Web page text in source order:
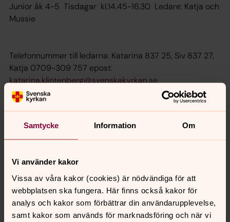
Samtycke Information Om
Vi använder kakor
Vissa av våra kakor (cookies) är nödvändiga för att
webbplatsen ska fungera. Här finns också kakor för
analys och kakor som förbättrar din användarupplevelse,
samt kakor som används för marknadsföring och när vi
Junior åk 4-5 Tisdagar kl.14.45-16.30 Ledare: Katja och
Mussie
Telefonnummer till ledarna: Katarina 837 25, Siv 837 27,
Katja 0709-309 757 epost:
katarina.klintenberg@svenskakyrkan.se,
siv.ekman@svenskakyrkan.se
katja.ryberg@svenskakyrkan.se
Välkommen att höra av dig!
Senast ändrad 17 juni 2020
Synpunkter eller frågor på sidans
innehåll?